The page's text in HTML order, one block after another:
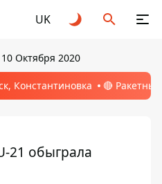
UK
Октября 2020
Константиновка 🔴
21 обыграла